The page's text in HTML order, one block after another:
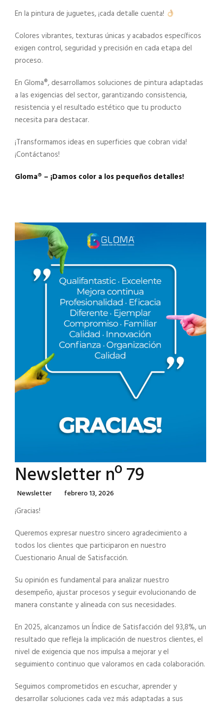
En la pintura de juguetes, ¡cada detalle cuenta!
Colores vibrantes, texturas únicas y acabados específicos
exigen control, seguridad y precisión en cada etapa del
proceso.
En Gloma®️, desarrollamos soluciones de pintura adaptadas
a las exigencias del sector, garantizando consistencia,
resistencia y el resultado estético que tu producto
necesita para destacar.
¡Transformamos ideas en superficies que cobran vida!
¡Contáctanos!
Gloma®️ – ¡Damos color a los pequeños detalles!
Newsletter nº 79
Categories
Newsletter Posted
On
Febrero 13, 2026
¡Gracias!
Queremos expresar nuestro sincero agradecimiento a
todos los clientes que participaron en nuestro
Cuestionario Anual de Satisfacción.
Su opinión es fundamental para analizar nuestro
desempeño, ajustar procesos y seguir evolucionando de
manera constante y alineada con sus necesidades.
En 2025, alcanzamos un Índice de Satisfacción del 93,8%, un
resultado que refleja la implicación de nuestros clientes, el
nivel de exigencia que nos impulsa a mejorar y el
seguimiento continuo que valoramos en cada colaboración.
Seguimos comprometidos en escuchar, aprender y
desarrollar soluciones cada vez más adaptadas a sus